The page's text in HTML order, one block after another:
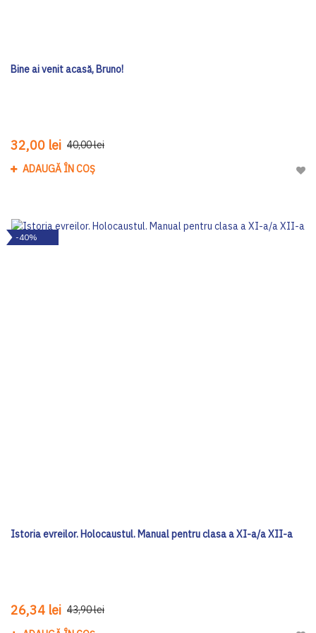
Bine ai venit acasă, Bruno!
32,00 lei 40,00 lei
ADAUGĂ ÎN COȘ
-40%
Istoria evreilor. Holocaustul. Manual pentru clasa a XI-a/a XII-a
26,34 lei 43,90 lei